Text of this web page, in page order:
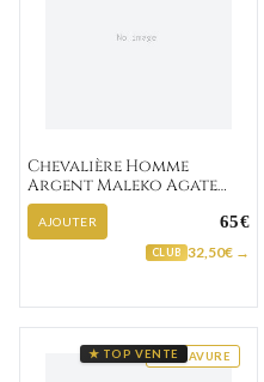
Chevalière Homme
Argent Maleko Agate
Noir
AJOUTER 65€
CLUB 32,50€ →
GRAVURE
★ TOP VENTE